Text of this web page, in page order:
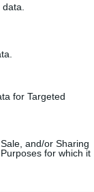
for Targeted
and/or Sharing
for which it